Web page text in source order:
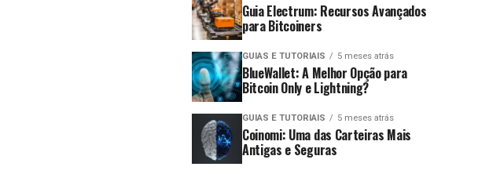
Guia Electrum: Recursos Avançados
para Bitcoiners
GUIAS E TUTORIAIS 5 meses atrás
BlueWallet: A Melhor Opção para
Bitcoin Only e Lightning?
GUIAS E TUTORIAIS 5 meses atrás
Coinomi: Uma das Carteiras Mais
Antigas e Seguras